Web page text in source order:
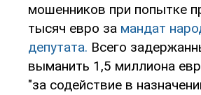
мошенников при попытке
тысяч евро за мандат
депутата. Всего
выманить 1,5 миллиона
"за содействие в